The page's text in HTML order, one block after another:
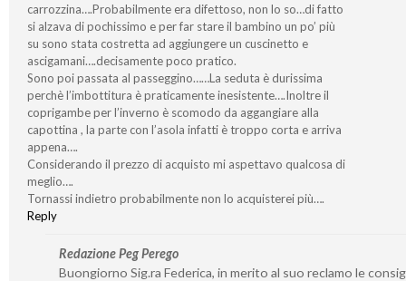
carrozzina….Probabilmente era difettoso, non lo so…di fatto
si alzava di pochissimo e per far stare il bambino un po’ più
su sono stata costretta ad aggiungere un cuscinetto e
ascigamani….decisamente poco pratico.
Sono poi passata al passeggino……La seduta è durissima
perchè l’imbottitura è praticamente inesistente….Inoltre il
coprigambe per l’inverno è scomodo da aggangiare alla
capottina , la parte con l’asola infatti è troppo corta e arriva
appena….
Considerando il prezzo di acquisto mi aspettavo qualcosa di
meglio….
Tornassi indietro probabilmente non lo acquisterei più….
Reply
Redazione Peg Perego
Buongiorno Sig.ra Federica, in merito al suo reclamo le